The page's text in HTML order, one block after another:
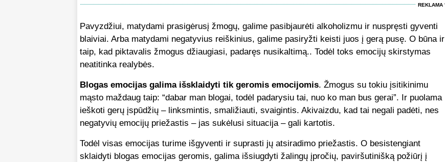
REKLAMA
Pavyzdžiui, matydami prasigėrusį žmogų, galime pasibjaurėti alkoholizmu ir nuspręsti gyventi
blaiviai. Arba matydami negatyvius reiškinius, galime pasiryžti keisti juos į gerą pusę. O būna ir
taip, kad piktavalis žmogus džiaugiasi, padaręs nusikaltimą.. Todėl toks emocijų skirstymas
neatitinka realybės.
Blogas emocijas galima išsklaidyti tik geromis emocijomis. Žmogus su tokiu įsitikinimu
mąsto maždaug taip: “dabar man blogai, todėl padarysiu tai, nuo ko man bus gerai”. Ir puolama
ieškoti gerų įspūdžių – linksmintis, smaližiauti, svaigintis. Akivaizdu, kad tai negali padėti, nes
negatyvių emocijų priežastis – jas sukėlusi situacija – gali kartotis.
Todėl visas emocijas turime išgyventi ir suprasti jų atsiradimo priežastis. O besistengiant
sklaidyti blogas emocijas geromis, galima išsiugdyti žalingų įpročių, paviršutinišką požiūrį į